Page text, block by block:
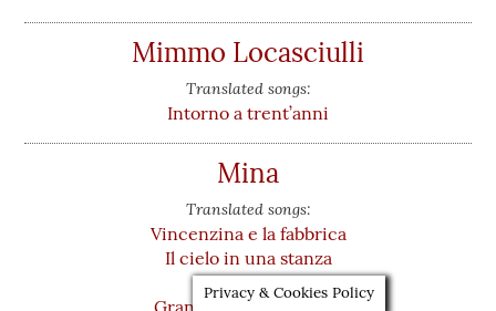
Mimmo Locasciulli
Translated songs:
Intorno a trent’anni
Mina
Translated songs:
Vincenzina e la fabbrica
Il cielo in una stanza
Nessuno
Grande grande grande
Privacy & Cookies Policy